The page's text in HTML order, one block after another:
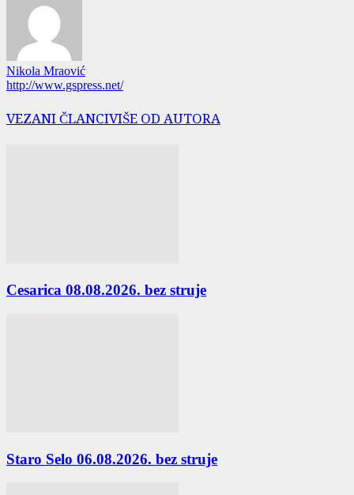
Nikola Mraović
http://www.gspress.net/
VEZANI ČLANCIVIŠE OD AUTORA
Cesarica 08.08.2026. bez struje
Staro Selo 06.08.2026. bez struje